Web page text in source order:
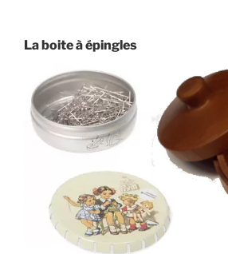
La boite à épingles